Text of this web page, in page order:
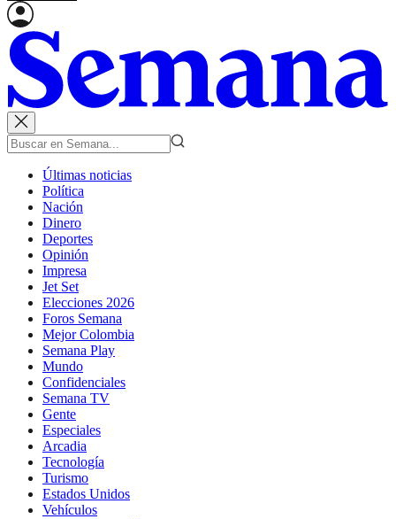
Últimas noticias
Política
Nación
Dinero
Deportes
Opinión
Impresa
Jet Set
Elecciones 2026
Foros Semana
Mejor Colombia
Semana Play
Mundo
Confidenciales
Semana TV
Gente
Especiales
Arcadia
Tecnología
Turismo
Estados Unidos
Vehículos